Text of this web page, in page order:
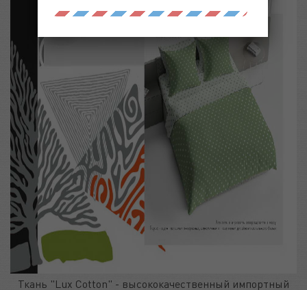
Ткань "Lux Cotton" - высококачественный импортный